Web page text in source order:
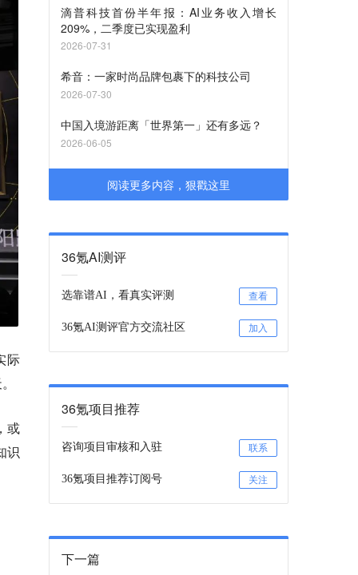
际
或
识
滴普科技首份半年报：AI业务收入增长
209%，二季度已实现盈利
2026-07-31
希音：一家时尚品牌包裹下的科技公司
2026-07-30
中国入境游距离「世界第一」还有多远？
2026-06-05
阅读更多内容，狠戳这里
36氪AI测评
选靠谱AI，看真实评测 查看
36氪AI测评官方交流社区 加入
36氪项目推荐
咨询项目审核和入驻 联系
36氪项目推荐订阅号 关注
下一篇